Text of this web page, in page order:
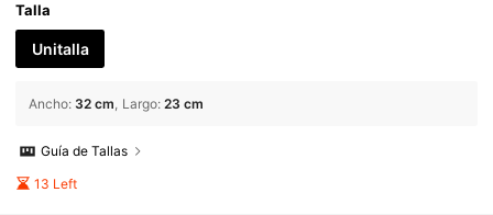
Talla
Unitalla
Ancho: 32 cm Largo: 23 cm
Guía de Tallas
13 Left